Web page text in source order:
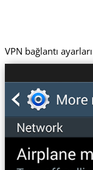
VPN bağlantı